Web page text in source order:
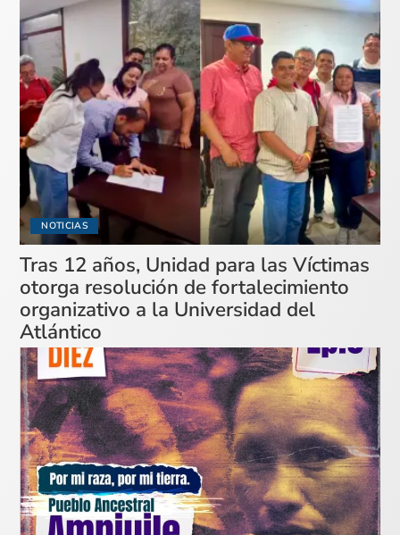
NOTICIAS
Tras 12 años, Unidad para las Víctimas
otorga resolución de fortalecimiento
organizativo a la Universidad del
Atlántico